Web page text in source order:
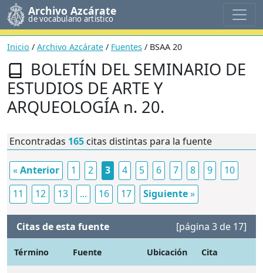
Archivo Azcárate
de vocabulario artístico
Inicio / Archivo Azcárate / Fuentes / BSAA 20
BOLETÍN DEL SEMINARIO DE
ESTUDIOS DE ARTE Y
ARQUEOLOGÍA n. 20.
Encontradas 165 citas distintas para la fuente
«Anterior 1 2 3 4 5 6 7 8 9
10
11
12 13 ... 16 17 Siguiente»
Citas de esta fuente [página 3 de 17]
Término Fuente Ubicación Cita